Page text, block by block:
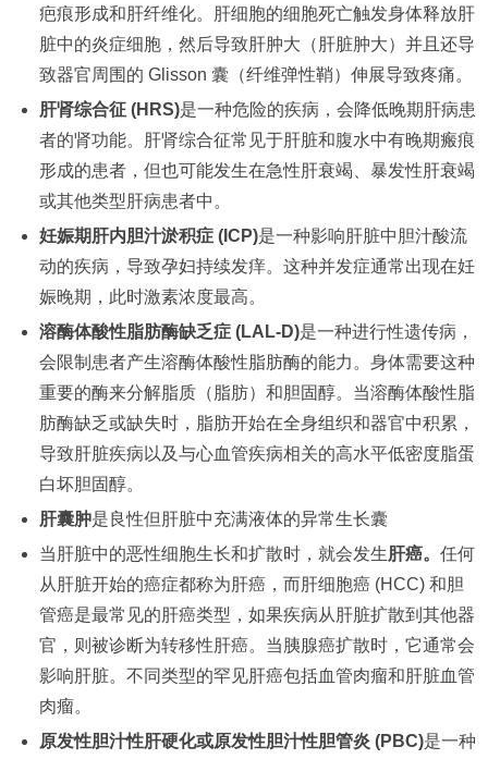
疤痕形成和肝纤维化。肝细胞的细胞死亡触发身体释放肝
脏中的炎症细胞，然后导致肝肿大（肝脏肿大）并且还导
致器官周围的 Glisson 囊（纤维弹性鞘）伸展导致疼痛。
肝肾综合征 (HRS)是一种危险的疾病，会降低晚期肝病患
者的肾功能。肝肾综合征常见于肝脏和腹水中有晚期瘢痕
形成的患者，但也可能发生在急性肝衰竭、暴发性肝衰竭
或其他类型肝病患者中。
妊娠期肝内胆汁淤积症 (ICP)是一种影响肝脏中胆汁酸流
动的疾病，导致孕妇持续发痒。这种并发症通常出现在妊
娠晚期，此时激素浓度最高。
溶酶体酸性脂肪酶缺乏症 (LAL-D)是一种进行性遗传病，
会限制患者产生溶酶体酸性脂肪酶的能力。身体需要这种
重要的酶来分解脂质（脂肪）和胆固醇。当溶酶体酸性脂
肪酶缺乏或缺失时，脂肪开始在全身组织和器官中积累，
导致肝脏疾病以及与心血管疾病相关的高水平低密度脂蛋
白坏胆固醇。
肝囊肿是良性但肝脏中充满液体的异常生长囊
当肝脏中的恶性细胞生长和扩散时，就会发生肝癌。 任何
从肝脏开始的癌症都称为肝癌，而肝细胞癌 (HCC) 和胆
管癌是最常见的肝癌类型，如果疾病从肝脏扩散到其他器
官，则被诊断为转移性肝癌。当胰腺癌扩散时，它通常会
影响肝脏。不同类型的罕见肝癌包括血管肉瘤和肝脏血管
肉瘤。
原发性胆汁性肝硬化或原发性胆汁性胆管炎 (PBC)是一种